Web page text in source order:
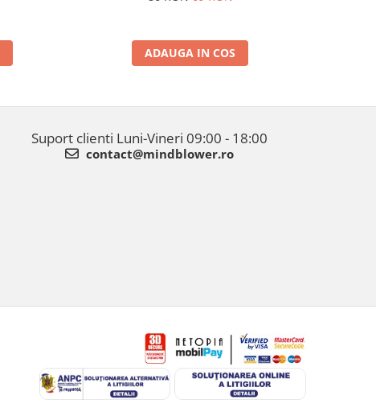
ADAUGA IN COS
Suport clienti Luni-Vineri 09:00 - 18:00
contact@mindblower.ro